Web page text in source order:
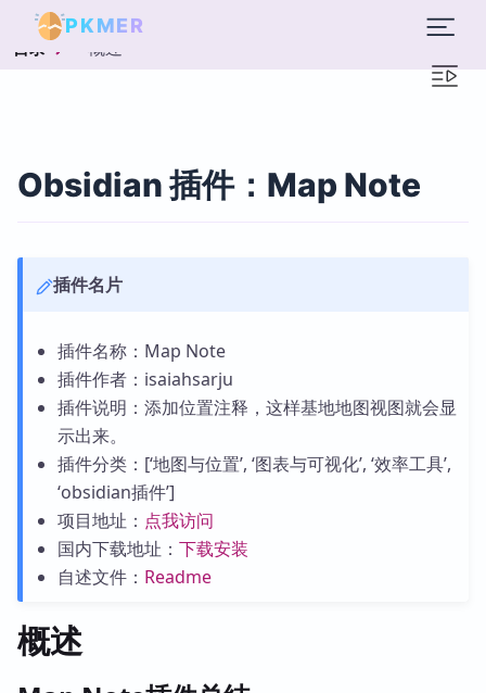
PKMER
目录 概述
Obsidian 插件：Map Note
插件名片
插件名称：Map Note
插件作者：isaiahsarju
插件说明：添加位置注释，这样基地地图视图就会显
示出来。
插件分类：[‘地图与位置’, ‘图表与可视化’, ‘效率工具’,
‘obsidian插件’]
项目地址： 点我访问
国内下载地址： 下载安装
自述文件： Readme
概述